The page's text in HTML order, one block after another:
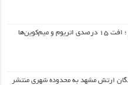
میم‌کوین‌ها
ارتش مشهد به محدوده شهری منتشر